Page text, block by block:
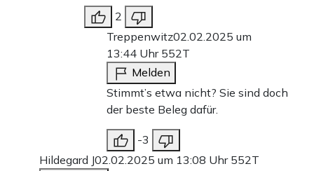
2
Treppenwitz02.02.2025 um
13:44 Uhr 552T
Melden
Stimmt’s etwa nicht? Sie sind doch
der beste Beleg dafür.
-3
Hildegard J02.02.2025 um 13:08 Uhr 552T